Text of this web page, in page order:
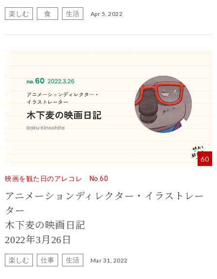
楽しむ 食 生活 Apr 5, 2022
60
映画を観た日のアレコレ No.60
アニメーションディレクター・イラストレー
ター
木下麦の映画日記
2022年3月26日
楽しむ 仕事 生活 Mar 31, 2022